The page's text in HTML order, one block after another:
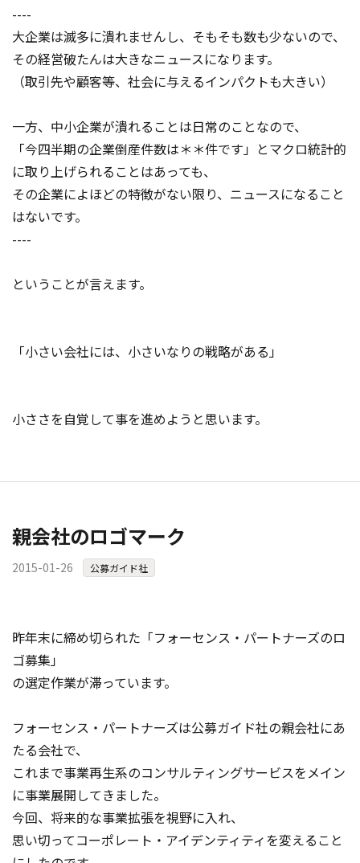
----
大企業は滅多に潰れませんし、そもそも数も少ないので、
その経営破たんは大きなニュースになります。
（取引先や顧客等、社会に与えるインパクトも大きい）
一方、中小企業が潰れることは日常のことなので、
「今四半期の企業倒産件数は＊＊件です」とマクロ統計的
に取り上げられることはあっても、
その企業によほどの特徴がない限り、ニュースになること
はないです。
----
ということが言えます。
「小さい会社には、小さいなりの戦略がある」
小ささを自覚して事を進めようと思います。
親会社のロゴマーク
2015-01-26 公募ガイド社
昨年末に締め切られた「フォーセンス・パートナーズのロ
ゴ募集」
の選定作業が滞っています。
フォーセンス・パートナーズは公募ガイド社の親会社にあ
たる会社で、
これまで事業再生系のコンサルティングサービスをメイン
に事業展開してきました。
今回、将来的な事業拡張を視野に入れ、
思い切ってコーポレート・アイデンティティを変えること